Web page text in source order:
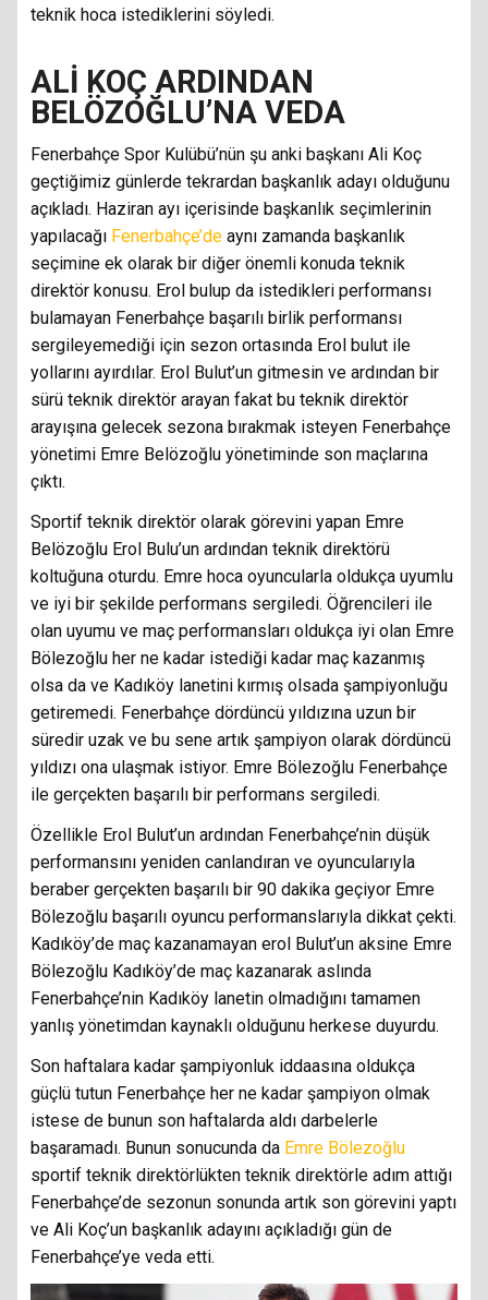
teknik hoca istediklerini söyledi.
ALİ KOÇ ARDINDAN
BELÖZOĞLU’NA VEDA
Fenerbahçe Spor Kulübü’nün şu anki başkanı Ali Koç
geçtiğimiz günlerde tekrardan başkanlık adayı olduğunu
açıkladı. Haziran ayı içerisinde başkanlık seçimlerinin
yapılacağı Fenerbahçe’de aynı zamanda başkanlık
seçimine ek olarak bir diğer önemli konuda teknik
direktör konusu. Erol bulup da istedikleri performansı
bulamayan Fenerbahçe başarılı birlik performansı
sergileyemediği için sezon ortasında Erol bulut ile
yollarını ayırdılar. Erol Bulut’un gitmesin ve ardından bir
sürü teknik direktör arayan fakat bu teknik direktör
arayışına gelecek sezona bırakmak isteyen Fenerbahçe
yönetimi Emre Belözoğlu yönetiminde son maçlarına
çıktı.
Sportif teknik direktör olarak görevini yapan Emre
Belözoğlu Erol Bulu’un ardından teknik direktörü
koltuğuna oturdu. Emre hoca oyuncularla oldukça uyumlu
ve iyi bir şekilde performans sergiledi. Öğrencileri ile
olan uyumu ve maç performansları oldukça iyi olan Emre
Bölezoğlu her ne kadar istediği kadar maç kazanmış
olsa da ve Kadıköy lanetini kırmış olsada şampiyonluğu
getiremedi. Fenerbahçe dördüncü yıldızına uzun bir
süredir uzak ve bu sene artık şampiyon olarak dördüncü
yıldızı ona ulaşmak istiyor. Emre Bölezoğlu Fenerbahçe
ile gerçekten başarılı bir performans sergiledi.
Özellikle Erol Bulut’un ardından Fenerbahçe’nin düşük
performansını yeniden canlandıran ve oyuncularıyla
beraber gerçekten başarılı bir 90 dakika geçiyor Emre
Bölezoğlu başarılı oyuncu performanslarıyla dikkat çekti.
Kadıköy’de maç kazanamayan erol Bulut’un aksine Emre
Bölezoğlu Kadıköy’de maç kazanarak aslında
Fenerbahçe’nin Kadıköy lanetin olmadığını tamamen
yanlış yönetimdan kaynaklı olduğunu herkese duyurdu.
Son haftalara kadar şampiyonluk iddaasına oldukça
güçlü tutun Fenerbahçe her ne kadar şampiyon olmak
istese de bunun son haftalarda aldı darbelerle
başaramadı. Bunun sonucunda da Emre Bölezoğlu
sportif teknik direktörlükten teknik direktörle adım attığı
Fenerbahçe’de sezonun sonunda artık son görevini yaptı
ve Ali Koç’un başkanlık adayını açıkladığı gün de
Fenerbahçe’ye veda etti.